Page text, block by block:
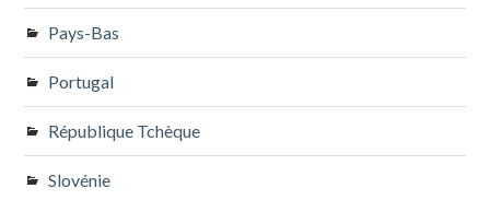
Pays-Bas
Portugal
République Tchèque
Slovénie